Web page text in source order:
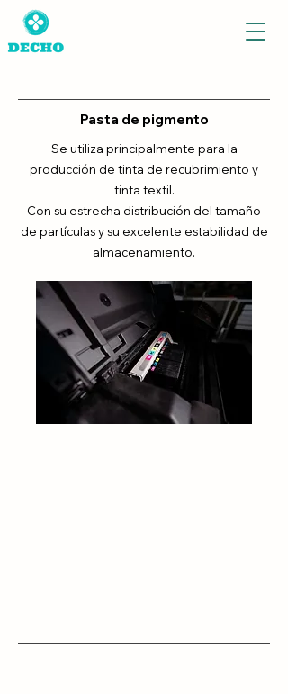
Pasta de pigmento
Se utiliza principalmente para la
producción de tinta de recubrimiento y
tinta textil.
Con su estrecha distribución del tamaño
de partículas y su excelente estabilidad de
almacenamiento.